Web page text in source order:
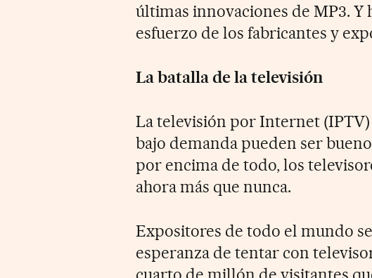
últimas innovaciones de MP3. Y
esfuerzo de los fabricantes y
La batalla de la televisión
La televisión por Internet
bajo demanda pueden ser
por encima de todo, los
ahora más que nunca.
Expositores de todo el mundo
esperanza de tentar con